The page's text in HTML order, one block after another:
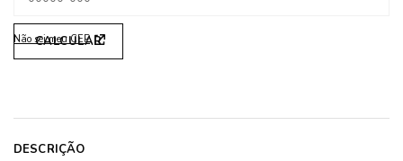
Não sei meu CEP
DESCRIÇÃO